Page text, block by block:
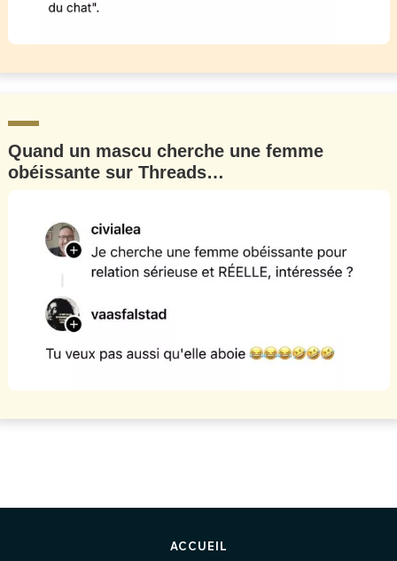
Quand un mascu cherche une femme
obéissante sur Threads…
ACCUEIL